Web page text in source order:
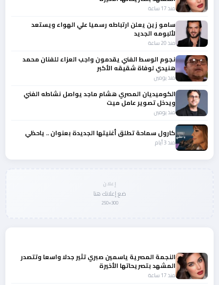
منذ 17 ساعة
سامو زين يعلن ارتباطه رسميا علي الهواء ويستعد
لألبومه الجديد
منذ 20 ساعة
نجوم الوسط الفني يقدمون واجب العزاء للفنان محمد
هنيدي لوفاة شقيقه الأكبر
منذ يومين
الكوميديان المصري هشام ماجد يواصل نشاطه الفني
ويدخل تصوير عامل ميت
منذ يومين
كارول سماحة تطلق أغنيتها الجديدة بعنوان .. ياحظي
منذ 3 أيام
إعلان
ضع إعلانك هنا
300×250
النجمة المصرية ياسمين صبري تثير جدلا واسعا وتتصدر
المشهد بتصريحاتها الأخيرة
منذ 17 ساعة